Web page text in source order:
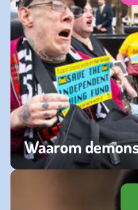
Waarom
vrijdag 07 juni 2024